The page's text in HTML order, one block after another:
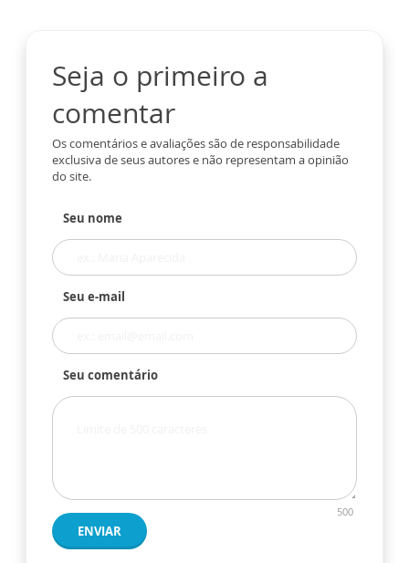
Seja o primeiro a
comentar
Os comentários e avaliações são de responsabilidade
exclusiva de seus autores e não representam a opinião
do site.
Seu nome
Seu e-mail
Seu comentário
500
ENVIAR